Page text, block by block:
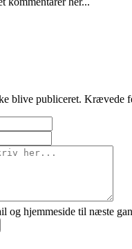
blive publiceret. Krævede
og hjemmeside til næste